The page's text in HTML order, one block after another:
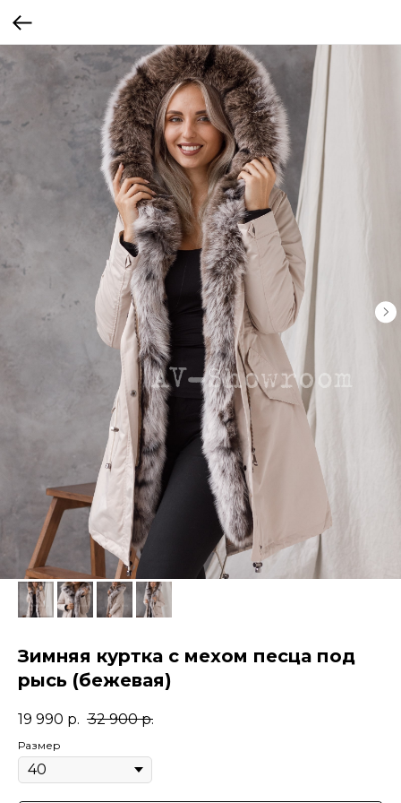
Зимняя куртка с мехом песца под
рысь (бежевая)
19 990 р. 32 900 р.
Размер